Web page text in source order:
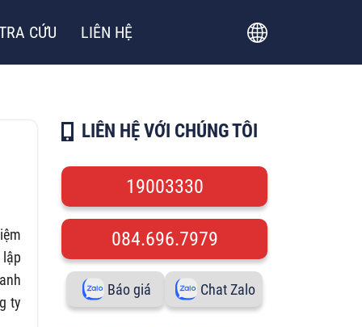
CỨU LIÊN HỆ
ty
LIÊN HỆ VỚI CHÚNG TÔI
19003330
084.696.7979
Báo giá Chat Zalo